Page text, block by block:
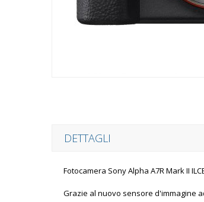
DETTAGLI
Fotocamera Sony Alpha A7R Mark II
Grazie al nuovo sensore d'immagine